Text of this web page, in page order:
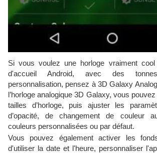
Si vous voulez une horloge vraiment
d'accueil Android, avec des
personnalisation, pensez à 3D Galaxy
l’horloge analogique 3D Galaxy, vous
tailles d’horloge, puis ajuster les
d’opacité, de changement de couleur
couleurs personnalisées ou par défaut.
Vous pouvez également activer les
d'utiliser la date et l'heure, personnaliser